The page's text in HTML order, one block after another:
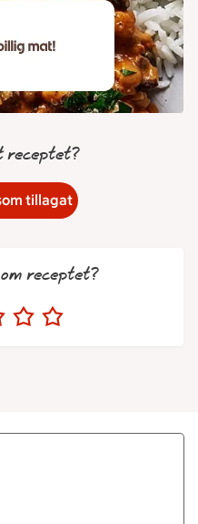
receptet?
tillagat
receptet?